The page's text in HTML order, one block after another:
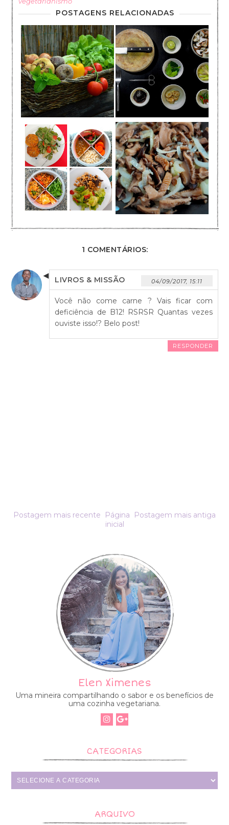
POSTAGENS RELACIONADAS
1 COMENTÁRIOS:
LIVROS & MISSÃO 04/09/2017, 15:11
Você não come carne ? Vais ficar com
deficiência de B12! RSRSR Quantas vezes
ouviste isso!? Belo post!
RESPONDER
Postagem mais recente Postagem mais antiga
Página
inicial
Elen Ximenes
Uma mineira compartilhando o sabor e os benefícios de
uma cozinha vegetariana.
CATEGORIAS
ARQUIVO